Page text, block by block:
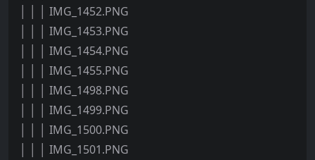
│ │ │ IMG_1452.PNG
│ │ │ IMG_1453.PNG
│ │ │ IMG_1454.PNG
│ │ │ IMG_1455.PNG
│ │ │ IMG_1498.PNG
│ │ │ IMG_1499.PNG
│ │ │ IMG_1500.PNG
│ │ │ IMG_1501.PNG